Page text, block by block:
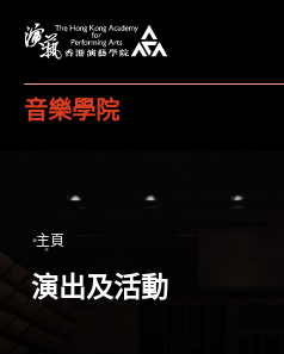
音樂學院
主頁
演出及活動